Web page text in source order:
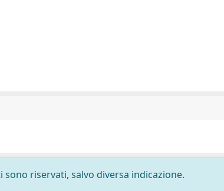
riservati, salvo diversa indicazione.